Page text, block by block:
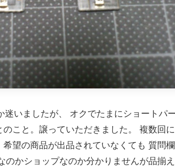
いましたが、 オクでたまにショートパ
こと。譲っていただきました。 複数回に
望の商品が出品されていなくても 質問
のかショップなのか分かりませんが品揃